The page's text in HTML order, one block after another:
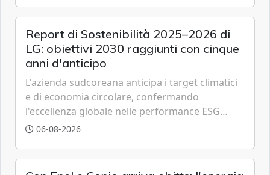
Report di Sostenibilità 2025–2026 di
LG: obiettivi 2030 raggiunti con cinque
anni d'anticipo
L'azienda sudcoreana anticipa i target climatici
e di economia circolare, confermando
l'eccellenza globale nelle performance ESG
grazie a innovazione, accessibilità e governance
06-08-2026